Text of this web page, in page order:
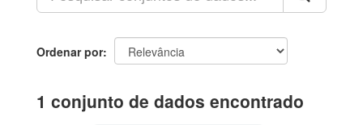
Ordenar por
1 conjunto de dados encontrado